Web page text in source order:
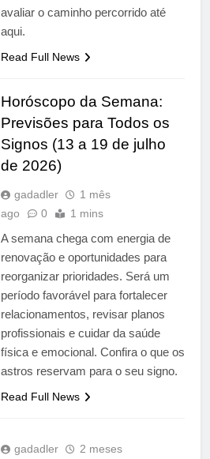
avaliar o caminho percorrido até
aqui.
Read Full News
Horóscopo da Semana:
Previsões para Todos os
Signos (13 a 19 de julho
de 2026)
gadadler
1 mês
ago
0 1 mins
A semana chega com energia de
renovação e oportunidades para
reorganizar prioridades. Será um
período favorável para fortalecer
relacionamentos, revisar planos
profissionais e cuidar da saúde
física e emocional. Confira o que os
astros reservam para o seu signo.
Read Full News
gadadler
2 meses